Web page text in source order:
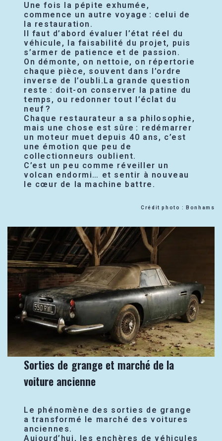
Une fois la pépite exhumée,
commence un autre voyage : celui de
la restauration.
Il faut d’abord évaluer l’état réel du
véhicule, la faisabilité du projet, puis
s’armer de patience et de passion.
On démonte, on nettoie, on répertorie
chaque pièce, souvent dans l’ordre
inverse de l’oubli.La grande question
reste : doit-on conserver la patine du
temps, ou redonner tout l’éclat du
neuf ?
Chaque restaurateur a sa philosophie,
mais une chose est sûre : redémarrer
un moteur muet depuis 40 ans, c’est
une émotion que peu de
collectionneurs oublient.
C’est un peu comme réveiller un
volcan endormi… et sentir à nouveau
le cœur de la machine battre.
Crédit photo : Bonhams
Sorties de grange et marché de la
voiture ancienne
Le phénomène des sorties de grange
a transformé le marché des voitures
anciennes.
Aujourd’hui, les enchères de véhicules